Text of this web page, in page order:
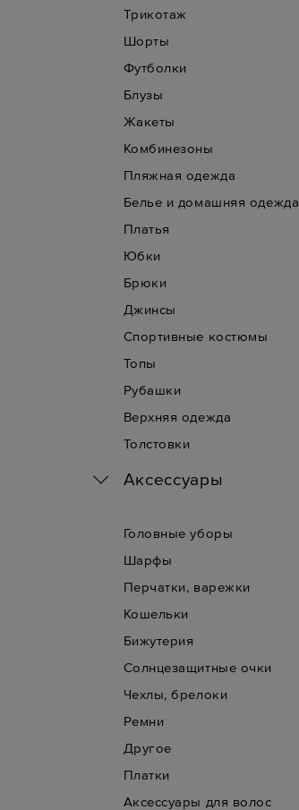
Трикотаж
Шорты
Футболки
Блузы
Жакеты
Комбинезоны
Пляжная одежда
Белье и домашняя одежда
Платья
Юбки
Брюки
Джинсы
Спортивные костюмы
Топы
Рубашки
Верхняя одежда
Толстовки
Аксессуары
Головные уборы
Шарфы
Перчатки, варежки
Кошельки
Бижутерия
Солнцезащитные очки
Чехлы, брелоки
Ремни
Другое
Платки
Аксессуары для волос